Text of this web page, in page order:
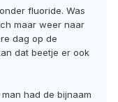
fluoride. Was
maar weer naar
dag op de
dat beetje er ook
had de bijnaam